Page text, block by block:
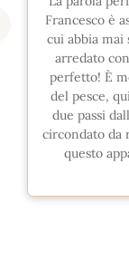
Francesco è
cui abbia
arredato
perfetto! È
del pesce,
due passi
circondato da
questo